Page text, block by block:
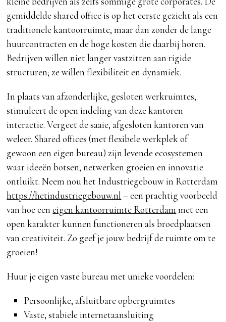
gemiddelde shared office is op het eerste gezicht als een
traditionele kantoorruimte, maar dan zonder de lange
huurcontracten en de hoge kosten die daarbij horen.
Bedrijven willen niet langer vastzitten aan rigide
structuren; ze willen flexibiliteit en dynamiek.
In plaats van afzonderlijke, gesloten werkruimtes,
stimuleert de open indeling van deze kantoren
interactie. Vergeet de saaie, afgesloten kantoren van
weleer. Shared offices (met flexibele werkplek of
gewoon een eigen bureau) zijn levende ecosystemen
waar ideeën botsen, netwerken groeien en innovatie
ontluikt. Neem nou het Industriegebouw in Rotterdam
https://hetindustriegebouw.nl – een prachtig voorbeeld
van hoe eeneigen kantoorruimte Rotterdam met een
open karakter kunnen functioneren als broedplaatsen
van creativiteit. Zo geef je jouw bedrijf de ruimte om te
groeien!
Huur je eigen vaste bureau met unieke voordelen:
Persoonlijke, afsluitbare opbergruimtes
Vaste, stabiele internetaansluiting